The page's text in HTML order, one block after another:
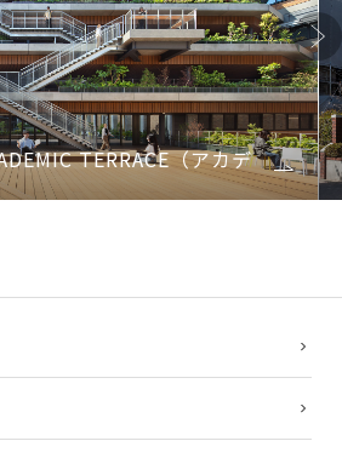
TERRACE（アカデ
Next